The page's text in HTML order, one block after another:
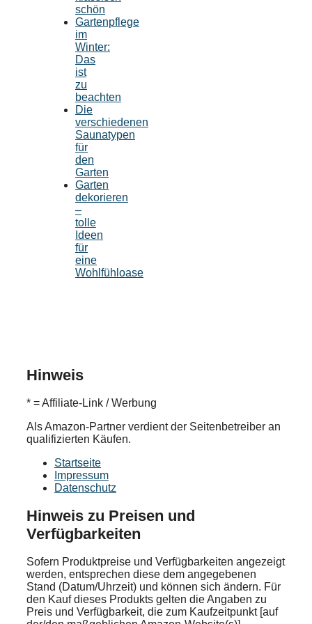
schön
Gartenpflege
im
Winter:
Das
ist
zu
beachten
Die
verschiedenen
Saunatypen
für
den
Garten
Garten
dekorieren
–
tolle
Ideen
für
eine
Wohlfühloase
Hinweis
* = Affiliate-Link / Werbung
Als Amazon-Partner verdient der Seitenbetreiber an
qualifizierten Käufen.
Startseite
Impressum
Datenschutz
Hinweis zu Preisen und
Verfügbarkeiten
Sofern Produktpreise und Verfügbarkeiten angezeigt
werden, entsprechen diese dem angegebenen
Stand (Datum/Uhrzeit) und können sich ändern. Für
den Kauf dieses Produkts gelten die Angaben zu
Preis und Verfügbarkeit, die zum Kaufzeitpunkt [auf